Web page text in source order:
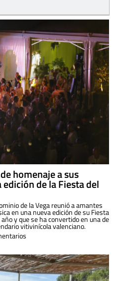
homenaje a sus
de la Fiesta del
de la Vega reunió a amantes
en una nueva edición de su Fiesta
y que se ha convertido en una de
vitivinícola valenciano.